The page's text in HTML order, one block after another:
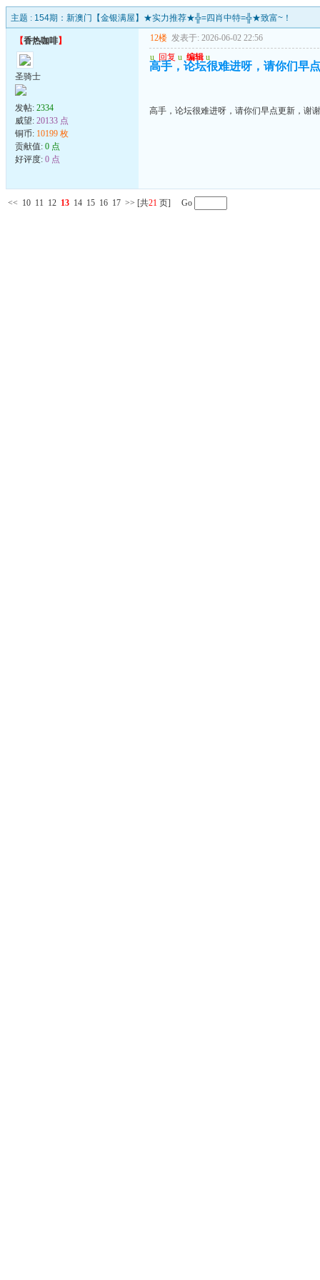
主题 : 154期：新澳门【金银满屋】★实力推荐★╬=四肖中特=╬★致富~！
【香热咖啡】
圣骑士
发帖: 2334
威望: 20133 点
铜币: 10199 枚
贡献值: 0 点
好评度: 0 点
12楼 发表于: 2026-06-02 22:56
u 回复 u 编辑 u
高手，论坛很难进呀，请你们早
高手，论坛很难进呀，请你们早点更新，谢谢
<< 10 11 12 13 14 15 16 17 >> [共21 页] Go